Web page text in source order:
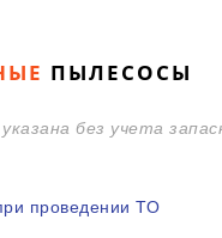
ПЫЛЕСОСЫ
без учета
проведении ТО